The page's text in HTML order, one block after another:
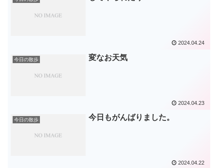
2024.04.24
今日の散歩 変なお天気
2024.04.23
今日の散歩 今日もがんばりました。
2024.04.22